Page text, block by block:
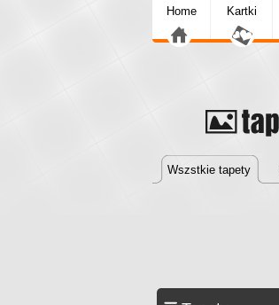
Home Kartki
Wszstkie tapety